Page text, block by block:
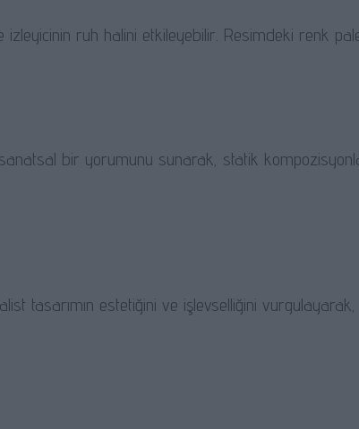
ruh halini etkileyebilir. Resimdeki renk
bir yorumunu sunarak, statik
tasarımın estetiğini ve işlevselliğini